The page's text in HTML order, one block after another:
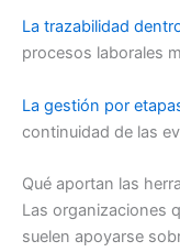
La trazabilidad
procesos laborales
La gestión por
continuidad de las
Qué aportan las
Las organizaciones
suelen apoyarse